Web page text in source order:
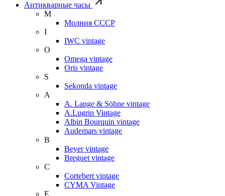
Антикварные часы
М
Молния СССР
I
IWC vintage
O
Omega vintage
Oris vintage
S
Sekonda vintage
A
A. Lange & Söhne vintage
A.Lugrin Vintage
Albin Bourquin vintage
Audemars vintage
B
Beyer vintage
Breguet vintage
C
Cortebert vintage
CYMA Vintage
E